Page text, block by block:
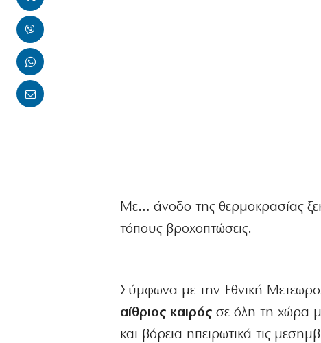
Με… άνοδο της θερμοκρασίας
τόπους βροχοπτώσεις.
Σύμφωνα με την Εθνική
αίθριος καιρός σε όλη τη χώρα
και βόρεια ηπειρωτικά τις